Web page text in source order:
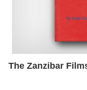
The Zanzibar